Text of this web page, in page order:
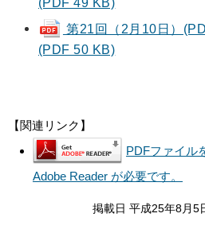
第21回（2月10日）
(PDF 50 KB)
【関連リンク】
PDFファイル
Adobe Reader が必要です。
掲載日 平成25年8月5